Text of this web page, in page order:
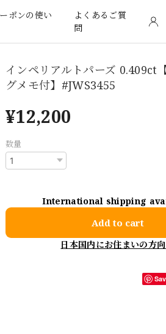
ポンの使い
よくあるご質
問
インペリアルトパーズ 0.409ct
グメモ付】#JWS3455
¥12,200
数量
International shipping
Add to cart
日本国内にお住まいの方